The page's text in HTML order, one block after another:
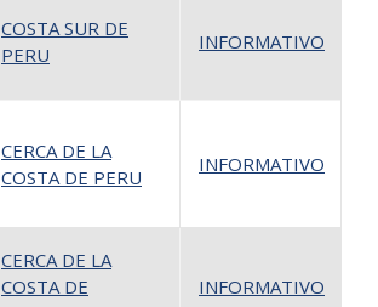
COSTA SUR DE
PERU
INFORMATIVO
CERCA DE LA
COSTA DE PERU
INFORMATIVO
CERCA DE LA
COSTA DE
INFORMATIVO